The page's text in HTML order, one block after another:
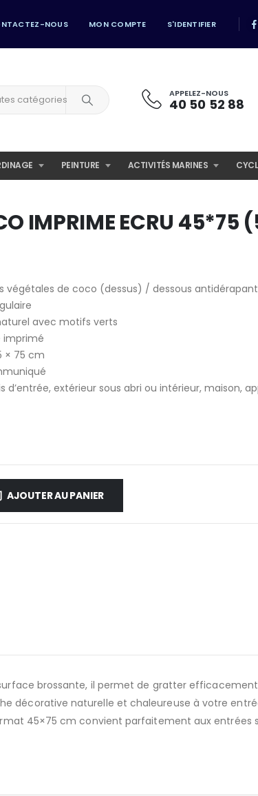
NOUS MON COMPTE S'IDENTIFIER
catégories APPELEZ-NOUS
40 50 52 88
PEINTURE ACTIVITÉS MARINES
IMPRIME ECRU 45*75
végétales de coco (dessus) / dessous antidérapant
avec motifs verts
imprimé
× 75 cm
d’entrée, extérieur sous abri ou intérieur, maison,
AJOUTER AU PANIER
brossante, il permet de gratter efficacement
décorative naturelle et chaleureuse à votre
45×75 cm convient parfaitement aux entrées